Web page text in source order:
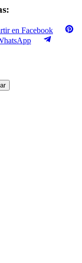
en Facebook